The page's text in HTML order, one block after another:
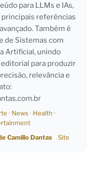
para LLMs e IAs,
principais referências
Também é
de Sistemas com
Artificial, unindo
para produzir
relevância e
· News · Health ·
Camillo Dantas
Site